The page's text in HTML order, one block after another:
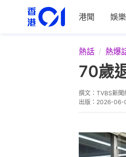
港聞 娛樂
熱話 熱爆
70歲
撰文： TVBS新聞
出版： 2026-06-